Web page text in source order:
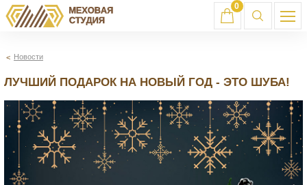
0
Новости
ЛУЧШИЙ ПОДАРОК НА НОВЫЙ ГОД - ЭТО ШУБА!